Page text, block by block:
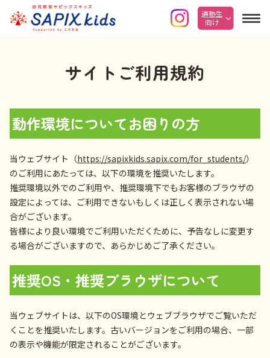
通塾生
向け
サイトご利用規約
動作環境についてお困りの方
当ウェブサイト（https://sapixkids.sapix.com/for_students/）
のご利用にあたっては、以下の環境を推奨いたします。
推奨環境以外でのご利用や、推奨環境下でもお客様のブラウザの
設定によっては、ご利用できないもしくは正しく表示されない場
合がございます。
皆様により良い環境でご利用いただくために、予告なしに変更す
る場合がございますので、あらかじめご了承ください。
推奨OS・推奨ブラウザについて
当ウェブサイトは、以下のOS環境とウェブブラウザでご覧いただ
くことを推奨いたします。古いバージョンをご利用の場合、一部
の表示や機能が限定されることがございます。